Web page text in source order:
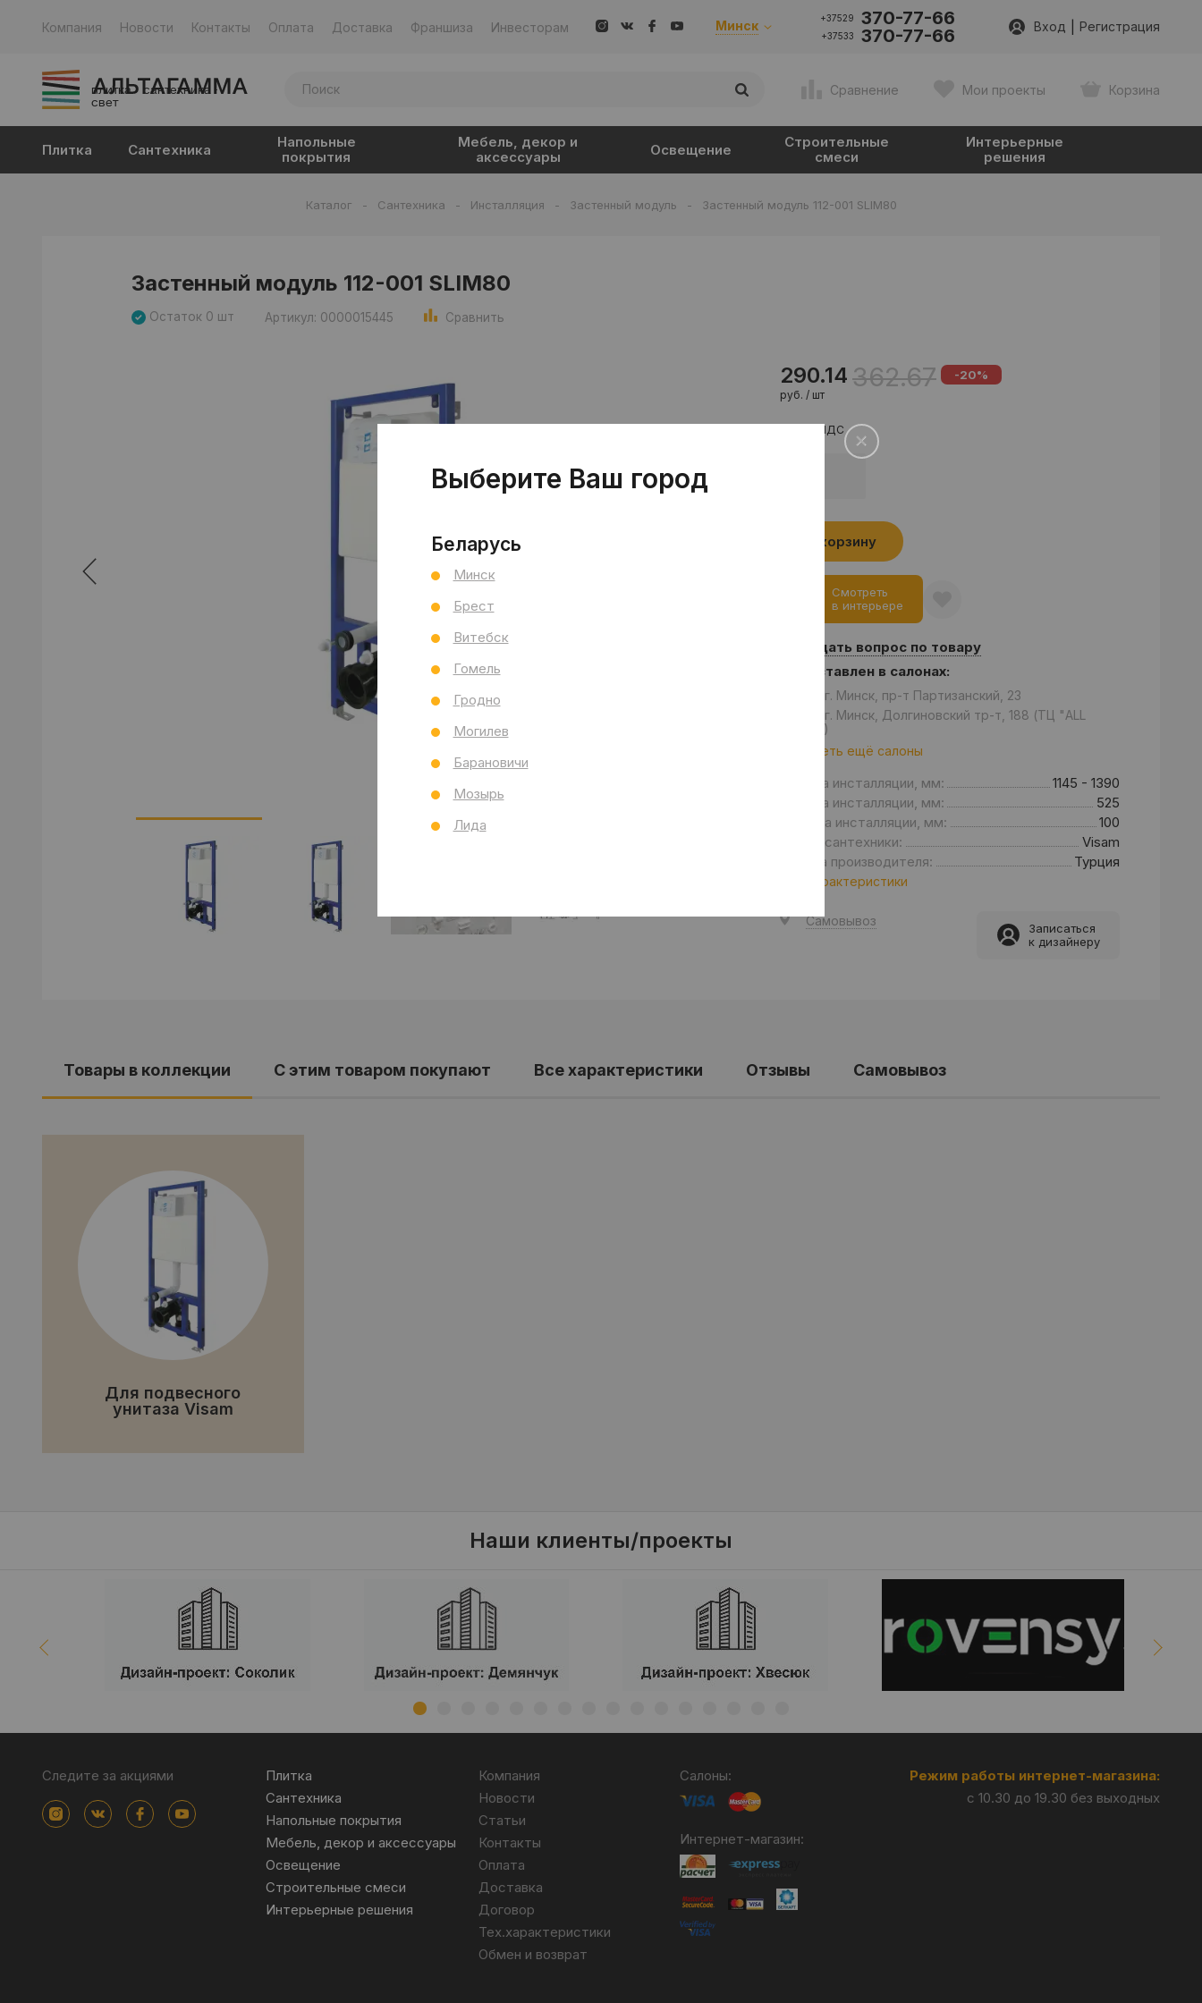
Компания Новости Контакты Оплата Доставка Франшиза Инвесторам Минск +37529 370-77-66
+37533 370-77-66 Вход Регистрация
плитка · сантехника ·
свет
Сравнение Мои проекты Корзина
Плитка Сантехника
Напольные
покрытия
Мебель, декор и
аксессуары
Освещение
Строительные
смеси
Интерьерные
решения
Каталог - Сантехника - Инсталляция - Застенный модуль - Застенный модуль 112-001 SLIM80
Застенный модуль 112-001 SLIM80
Остаток 0 шт Артикул: 0000015445 Сравнить
290.14
руб. / шт
362.67 -20%
Цена с НДС
В корзину
Смотреть
в интерьере
Задать вопрос по товару
Представлен в салонах:
Салон: г. Минск, пр-т Партизанский, 23
Салон: г. Минск, Долгиновский тр-т, 188 (ТЦ "ALL
House”)
Смотреть ещё салоны
Высота инсталляции, мм:
1145 - 1390
Ширина инсталляции, мм:
525
Глубина инсталляции, мм:
100
Бренд сантехники:
Visam
Страна производителя:
Турция
Все характеристики
Самовывоз
Записаться
к дизайнеру
Товары в коллекции
Для подвесного
унитаза Visam
С этим товаром покупают Все характеристики Отзывы Самовывоз
Наши клиенты/проекты
Следите за акциями
Плитка
Сантехника
Напольные покрытия
Мебель, декор и аксессуары
Освещение
Строительные смеси
Интерьерные решения
Компания
Новости
Статьи
Контакты
Оплата
Доставка
Договор
Тех.характеристики
Обмен и возврат
Салоны:
Интернет-магазин:
Режим работы интернет-магазина:
с 10.30 до 19.30 без выходных
Выберите Ваш город
Беларусь
Минск
Брест
Витебск
Гомель
Гродно
Могилев
Барановичи
Мозырь
Лида